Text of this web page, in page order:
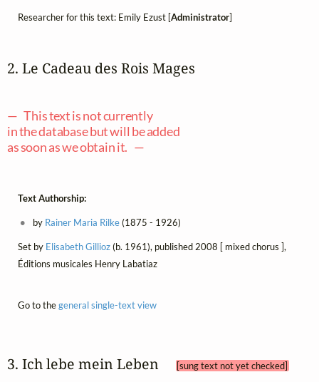
Researcher for this text: Emily Ezust [Administrator]
2. Le Cadeau des Rois Mages
— This text is not currently
in the database but will be added
as soon as we obtain it. —
Text Authorship:
by Rainer Maria Rilke(1875 - 1926)
Set by Elisabeth Gillioz(b. 1961), published 2008 [ mixed chorus ],
Éditions musicales Henry Labatiaz
Go to thegeneral single-text view
3. Ich lebe mein Leben [sung text not yet checked]